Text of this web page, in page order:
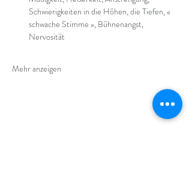
Schwierigkeiten in die Höhen, die Tiefen, «
schwache Stimme », Bühnenangst,
Nervosität
Mehr anzeigen